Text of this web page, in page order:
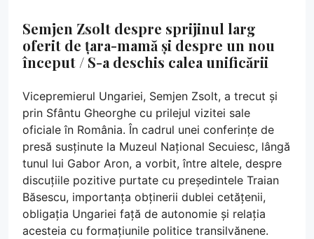
Semjen Zsolt despre sprijinul larg
oferit de țara-mamă și despre un nou
început / S-a deschis calea unificării
Vicepremierul Ungariei, Semjen Zsolt, a trecut și
prin Sfântu Gheorghe cu prilejul vizitei sale
oficiale în România. În cadrul unei conferințe de
presă susținute la Muzeul Național Secuiesc, lângă
tunul lui Gabor Aron, a vorbit, între altele, despre
discuțiile pozitive purtate cu președintele Traian
Băsescu, importanța obținerii dublei cetățenii,
obligația Ungariei față de autonomie și relația
acesteia cu formațiunile politice transilvănene.